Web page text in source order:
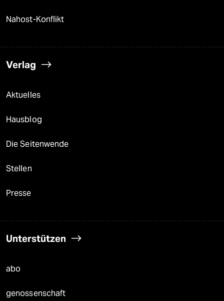
Nahost-Konflikt
Verlag
Aktuelles
Hausblog
Die Seitenwende
Stellen
Presse
Unterstützen
abo
genossenschaft